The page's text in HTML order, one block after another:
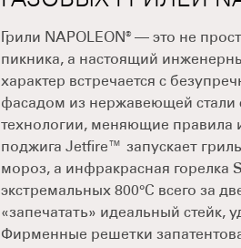
Грили NAPOLEON® — это не
пикника, а настоящий
характер встречается с
фасадом из нержавеющей стали
технологии, меняющие правила
поджига Jetfire™ запускает
мороз, а инфракрасная горелка
экстремальных 800°C всего за
«запечатать» идеальный стейк,
Фирменные решетки